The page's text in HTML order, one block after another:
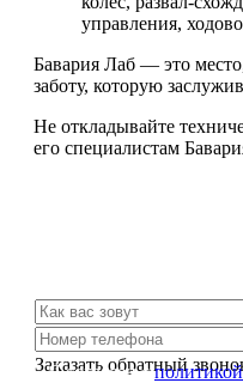
управления,
Бавария Лаб — это
заботу, которую
Не откладывайте
его специалистам
Заказать обратный
Я согласен с